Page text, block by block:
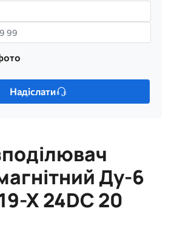
Надіслати
Ду-6
X 24DC 20